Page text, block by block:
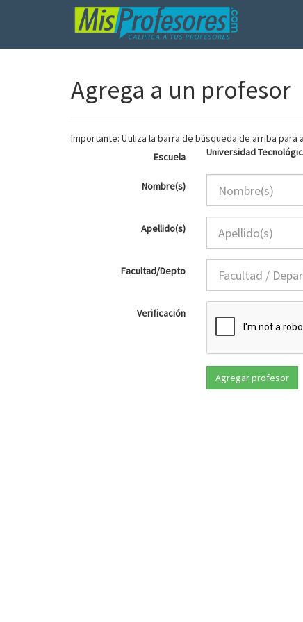
Agrega a un profesor
Importante: Utiliza la barra de búsqueda de arriba
Escuela
Universidad
Nombre(s)
Apellido(s)
Facultad/Depto
Verificación